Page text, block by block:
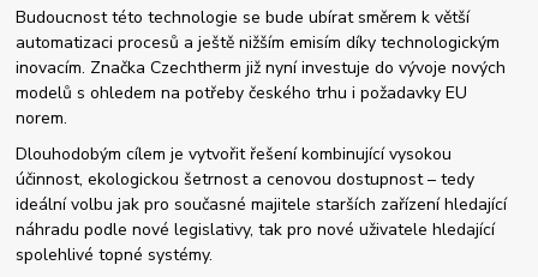
Budoucnost této technologie se bude ubírat směrem k větší
automatizaci procesů a ještě nižším emisím díky technologickým
inovacím. Značka Czechtherm již nyní investuje do vývoje nových
modelů s ohledem na potřeby českého trhu i požadavky EU
norem.
Dlouhodobým cílem je vytvořit řešení kombinující vysokou
účinnost, ekologickou šetrnost a cenovou dostupnost – tedy
ideální volbu jak pro současné majitele starších zařízení hledající
náhradu podle nové legislativy, tak pro nové uživatele hledající
spolehlivé topné systémy.